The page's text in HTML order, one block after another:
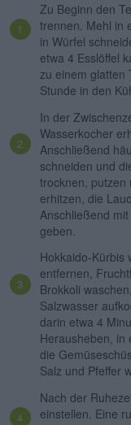
Zu Beginn den
trennen. Mehl in
in Würfel
etwa 4 Esslöffel
zu einem glatten
Stunde in den
In der
Wasserkocher
Anschließend
schneiden und
trocknen, putzen
erhitzen, die
Anschließend
geben.
Hokkaido-Kürbis
entfernen,
Brokkoli
Salzwasser
darin etwa 4
Herausheben, in
die
Salz und Pfeffer
Nach der
einstellen. Eine